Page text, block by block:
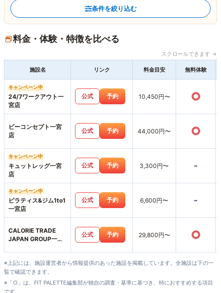
条件を絞り込む
料金・体験・特徴を比べる
スクロールできます →
施設名 リンク 料金目安 無料体験
キャンペーン中
24/7ワークアウト一
宮店
公式 予約 10,450円〜 ○
ビーコンセプト一宮
店
公式 予約 44,000円〜 ○
キャンペーン中
キュットレッグ一宮
店
公式 予約 3,300円〜 -
キャンペーン中
ピラティス&ジム1to1
一宮店
公式 予約 6,600円〜 -
CALORIE TRADE
JAPAN GROUP一宮
公式 予約 29,800円〜 ○
※上記には、施設運営者から情報提供のあった施設を掲載しています。全施設は下の一
覧で確認できます。
※「○」は、FIT PALETTE編集部が独自の調査・基準に基づき、特におすすめする項目